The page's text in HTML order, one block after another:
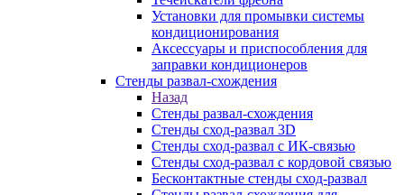
Установки для промывки системы
кондиционирования
Аксессуары и приспособления для
заправки кондиционеров
Стенды развал-схождения
Назад
Стенды развал-схождения
Стенды сход-развал 3D
Стенды сход-развал с ИК-связью
Стенды сход-развал с кордовой связью
Бесконтактные стенды сход-развал